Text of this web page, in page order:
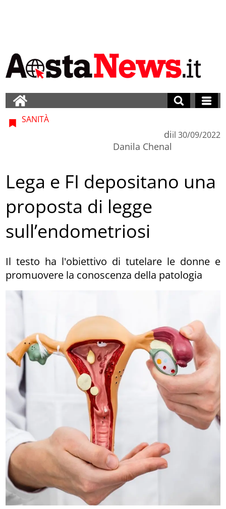
SANITÀ
di
Danila Chenal
il 30/09/2022
Lega e FI depositano una
proposta di legge
sull’endometriosi
Il testo ha l'obiettivo di tutelare le donne e
promuovere la conoscenza della patologia